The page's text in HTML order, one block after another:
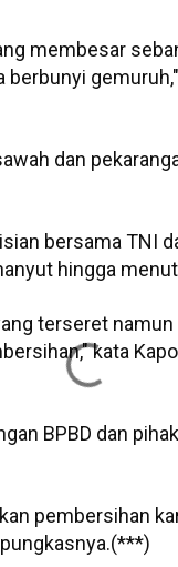
membesar
dan
bersama TNI
hingga
terseret
kata
BPBD dan
pembersihan